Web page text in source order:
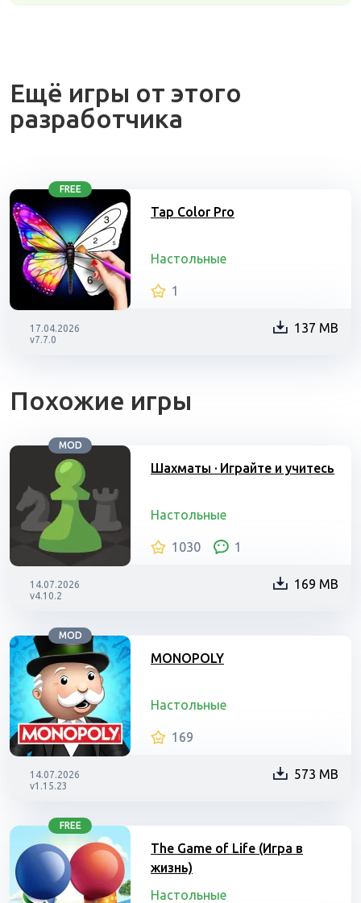
Ещё игры от этого
разработчика
FREE
Tap Color Pro
Настольные
1
17.04.2026
v7.7.0
137 MB
Похожие игры
MOD
Шахматы · Играйте и учитесь
Настольные
1030 1
14.07.2026
v4.10.2
169 MB
MOD
MONOPOLY
Настольные
169
14.07.2026
v1.15.23
573 MB
FREE
The Game of Life (Игра в
жизнь)
Настольные